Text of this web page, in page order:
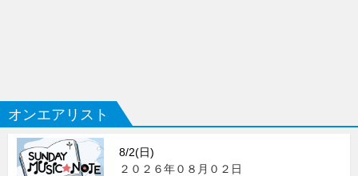
オンエアリスト
8/2(日)
２０２６年０８月０２日